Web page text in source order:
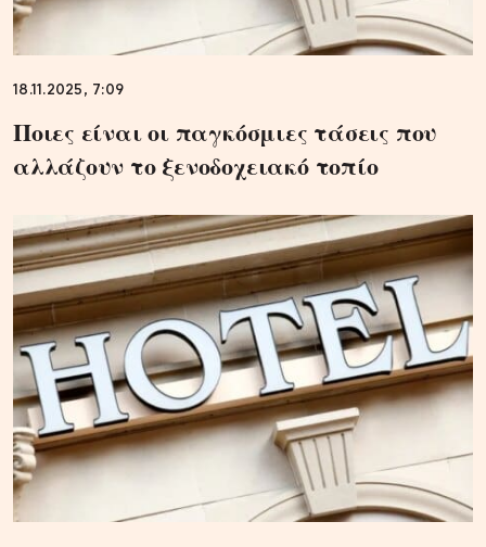
18.11.2025, 7:09
Ποιες είναι οι παγκόσμιες τάσεις που
αλλάζουν το ξενοδοχειακό τοπίο